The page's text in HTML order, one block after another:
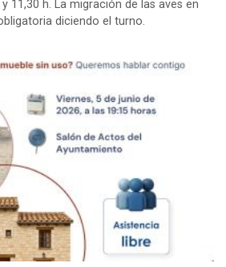
11,30 h. La migración de las aves en
diciendo el turno.